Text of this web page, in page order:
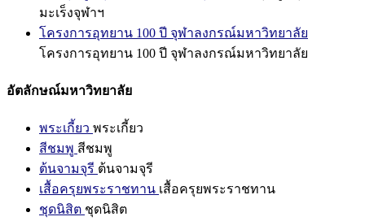
มะเร็งจุฬาฯ
โครงการอุทยาน 100 ปี จุฬาลงกรณ์มหาวิทยาลัย
โครงการอุทยาน 100 ปี จุฬาลงกรณ์มหาวิทยาลัย
อัตลักษณ์มหาวิทยาลัย
พระเกี้ยว พระเกี้ยว
สีชมพู สีชมพู
ต้นจามจุรี ต้นจามจุรี
เสื้อครุยพระราชทาน เสื้อครุยพระราชทาน
ชุดนิสิต ชุดนิสิต